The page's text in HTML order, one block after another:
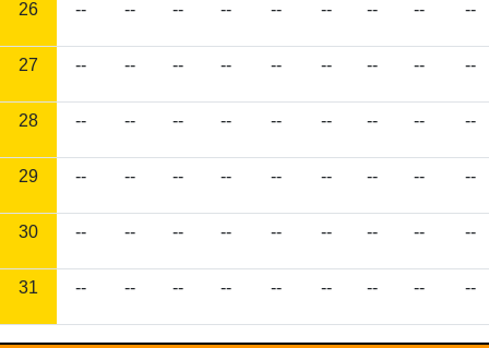
26 -- -- -- -- -- -- -- -- --
27 -- -- -- -- -- -- -- -- --
28 -- -- -- -- -- -- -- -- --
29 -- -- -- -- -- -- -- -- --
30 -- -- -- -- -- -- -- -- --
31 -- -- -- -- -- -- -- -- --